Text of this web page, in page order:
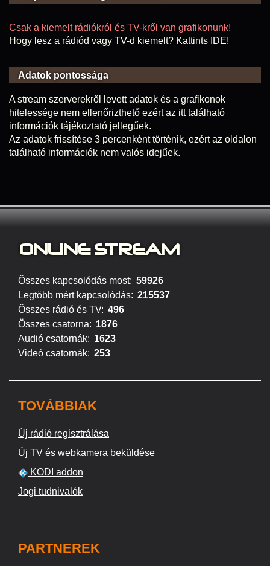
Csak a kiemelt rádiókról és TV-kről van grafikonunk!
Hogy lesz a rádiód vagy TV-d kiemelt? Kattints IDE!
Adatok pontossága
A stream szerverekről levett adatok és a grafikonok
hitelessége nem ellenőrizthető ezért az itt található
információk tájékoztató jellegűek.
Az adatok frissítése 3 percenként történik, ezért az oldalon
található információk nem valós idejűek.
ONLINE STREAM
Összes kapcsolódás most: 59926
Legtöbb mért kapcsolódás: 215537
Összes rádió és TV: 496
Összes csatorna: 1876
Audió csatornák: 1623
Videó csatornák: 253
TOVÁBBIAK
Új rádió regisztrálása
Új TV és webkamera beküldése
KODI addon
Jogi tudnivalók
PARTNEREK